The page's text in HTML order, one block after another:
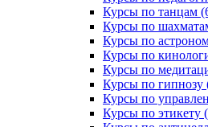
Курсы по танцам
Курсы по
Курсы по
Курсы по
Курсы по
Курсы по гипнозу
Курсы по
Курсы по этикету